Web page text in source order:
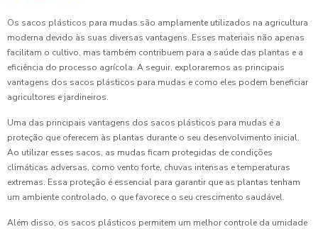
Os sacos plásticos para mudas são amplamente utilizados na agricultura
moderna devido às suas diversas vantagens. Esses materiais não apenas
facilitam o cultivo, mas também contribuem para a saúde das plantas e a
eficiência do processo agrícola. A seguir, exploraremos as principais
vantagens dos sacos plásticos para mudas e como eles podem beneficiar
agricultores e jardineiros.
Uma das principais vantagens dos sacos plásticos para mudas é a
proteção que oferecem às plantas durante o seu desenvolvimento inicial.
Ao utilizar esses sacos, as mudas ficam protegidas de condições
climáticas adversas, como vento forte, chuvas intensas e temperaturas
extremas. Essa proteção é essencial para garantir que as plantas tenham
um ambiente controlado, o que favorece o seu crescimento saudável.
Além disso, os sacos plásticos permitem um melhor controle da umidade